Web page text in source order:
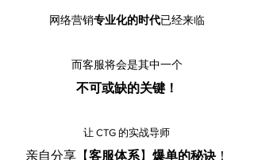
网络营销专业化的时代已经来临
而客服将会是其中一个
​不可或缺的关键！
让 CTG 的实战导师
​亲自分享【客服体系】 爆单的秘诀！